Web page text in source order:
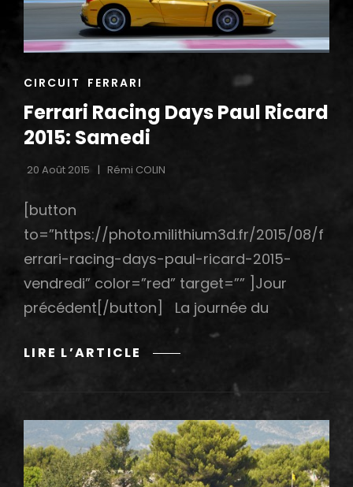
CAT
CIRCUIT FERRARI
Ferrari Racing Days Paul Ricard
2015: Samedi
20 Août 2015 Rémi COLIN
[button
to=”https://photo.milithium3d.fr/2015/08/f
errari-racing-days-paul-ricard-2015-
vendredi” color=”red” target=”” ]Jour
précédent[/button] La journée du
LIRE L’ARTICLE
FERRARI
RACING
DAYS
RICARD
2015:
SAMEDI